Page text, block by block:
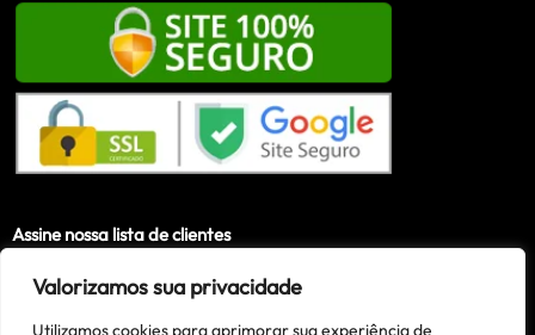
Valorizamos sua privacidade
Utilizamos cookies para aprimorar sua experiência de
Assine nossa lista de clientes